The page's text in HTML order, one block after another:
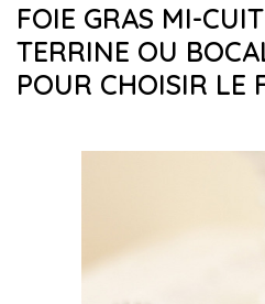
FOIE GRAS MI-
TERRINE OU
POUR CHOISIR LE